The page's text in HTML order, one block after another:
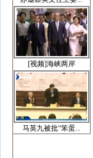
[视频]海峡两岸
马英九被批“笨蛋...